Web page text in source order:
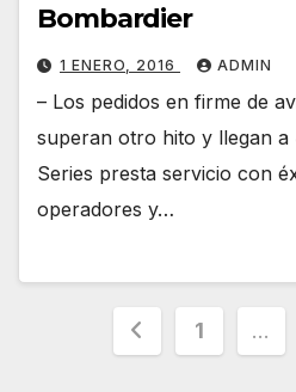
Bombardier
1 ENERO, 2016 ADMIN
– Los pedidos en firme de
superan otro hito y llegan a
Series presta servicio con
operadores y…
1 …